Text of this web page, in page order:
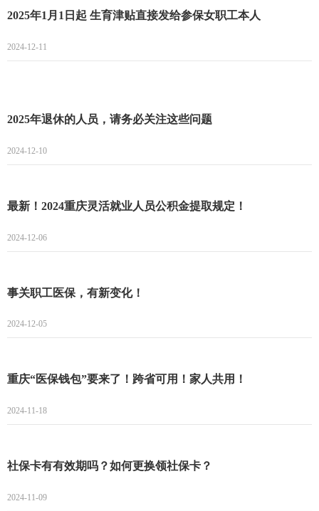
2025年1月1日起 生育津贴直接发给参保女职工本人
2024-12-11
2025年退休的人员，请务必关注这些问题
2024-12-10
最新！2024重庆灵活就业人员公积金提取规定！
2024-12-06
事关职工医保，有新变化！
2024-12-05
重庆“医保钱包”要来了！跨省可用！家人共用！
2024-11-18
社保卡有有效期吗？如何更换领社保卡？
2024-11-09